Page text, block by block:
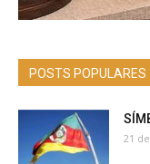
POSTS POPULARES
21